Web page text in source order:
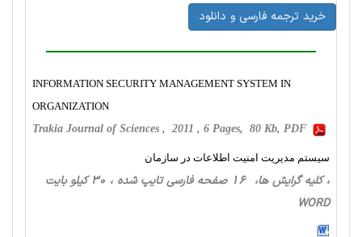
خرید ترجمه فارسی و دانلود
INFORMATION SECURITY MANAGEMENT SYSTEM IN
ORGANIZATION
Trakia Journal of Sciences , 2011 , 6 Pages, 80 Kb, PDF
سیستم مدیریت امنیت اطلاعات در سازمان
، کلیه گرایش ها، 16 صفحه فارسی تایپ شده ، 30 کیلو بایت
WORD